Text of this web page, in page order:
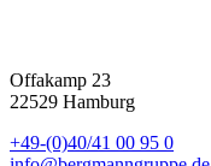
Offakamp 23
22529 Hamburg
+49-(0)40/41 00 95 0